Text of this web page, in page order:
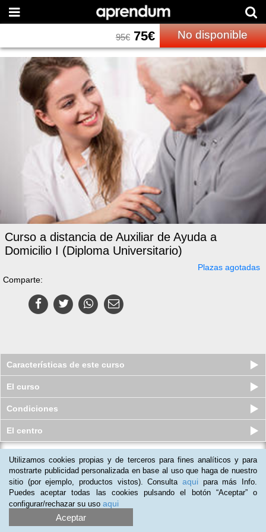
95€75€ No disponible
Curso a distancia de Auxiliar de Ayuda a
Domicilio I (Diploma Universitario)
Plazas agotadas
Comparte:
Características de este curso
El curso
Condiciones
El centro
Curso online de Alzheimer: Atención
Integral
Plazas limitadas
89€75
Utilizamos cookies propias y de terceros para fines analíticos y para
mostrarte publicidad personalizada en base al uso que haga de nuestro
sitio (por ejemplo, productos vistos). Consulta aqui para más Info.
Puedes aceptar todas las cookies pulsando el botón “Aceptar” o
configurar/rechazar su uso aqui
Aceptar